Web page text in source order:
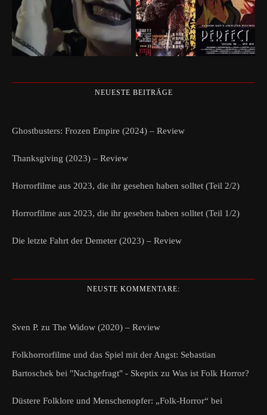
NEUESTE BEITRÄGE
Ghostbusters: Frozen Empire (2024) – Review
Thanksgiving (2023) – Review
Horrorfilme aus 2023, die ihr gesehen haben solltet (Teil 2/2)
Horrorfilme aus 2023, die ihr gesehen haben solltet (Teil 1/2)
Die letzte Fahrt der Demeter (2023) – Review
NEUSTE KOMMENTARE:
Sven P. zu The Widow (2020) – Review
Folkhorrorfilme und das Spiel mit der Angst: Sebastian
Bartoschek bei "Nachgefragt" - Skeptix zu Was ist Folk Horror?
Düstere Folklore und Menschenopfer: „Folk-Horror“ bei